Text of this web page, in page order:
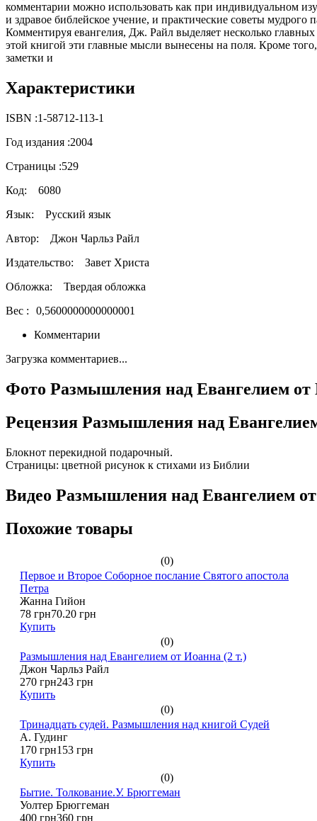
комментарии можно использовать как при индивидуальном
и здравое библейское учение, и практические советы
Комментируя евангелия, Дж. Райл выделяет несколько
этой книгой эти главные мысли вынесены на поля. Кроме
заметки и
Характеристики
ISBN :1-58712-113-1
Год издания :2004
Страницы :529
Код: 6080
Язык: Русский язык
Автор:
Джон Чарльз Райл
Издательство:
Завет Христа
Обложка: Твердая обложка
Вес :
0,5600000000000001
Комментарии
Загрузка комментариев...
Фото Размышления над Евангелием от
Рецензия Размышления над
Блокнот перекидной подарочный.
Страницы: цветной рисунок к стихами из Библии
Видео Размышления над Евангелием
Похожие товары
(0)
Первое и Второе Соборное послание Святого апостола
Петра
Жанна Гийон
78 грн70.20 грн
Купить
(0)
Размышления над Евангелием от Иоанна (2 т.)
Джон Чарльз Райл
270 грн243 грн
Купить
(0)
Тринадцать судей. Размышления над книгой Судей
А. Гудинг
170 грн153 грн
Купить
(0)
Бытие. Толкование.У. Брюггеман
Уолтер Брюггеман
400 грн360 грн